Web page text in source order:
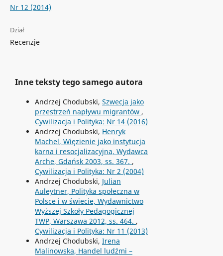
Nr 12 (2014)
Dział
Recenzje
Inne teksty tego samego autora
Andrzej Chodubski, Szwecja jako
przestrzeń napływu migrantów ,
Cywilizacja i Polityka: Nr 14 (2016)
Andrzej Chodubski, Henryk
Machel, Więzienie jako instytucja
karna i resocjalizacyjna, Wydawca
Arche, Gdańsk 2003, ss. 367. ,
Cywilizacja i Polityka: Nr 2 (2004)
Andrzej Chodubski, Julian
Auleytner, Polityka społeczna w
Polsce i w świecie, Wydawnictwo
Wyższej Szkoły Pedagogicznej
TWP, Warszawa 2012, ss. 464. ,
Cywilizacja i Polityka: Nr 11 (2013)
Andrzej Chodubski, Irena
Malinowska, Handel ludźmi –